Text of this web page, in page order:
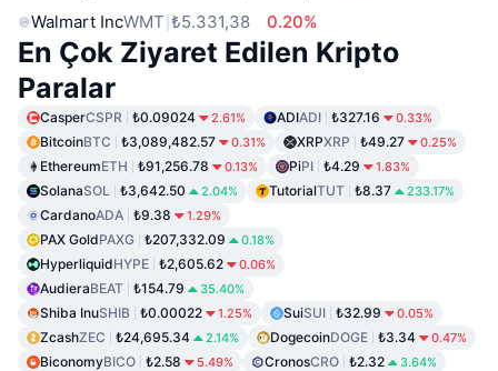
Walmart IncWMT ₺5.331,38 0.20%
En Çok Ziyaret Edilen Kripto
Paralar
CasperCSPR ₺0.09024 2.61% ADIADI ₺327.16 0.33%
BitcoinBTC ₺3,089,482.57 0.31% XRPXRP ₺49.27 0.25%
EthereumETH ₺91,256.78 0.13% PiPI ₺4.29 1.83%
SolanaSOL ₺3,642.50 2.04% TutorialTUT ₺8.37 233.17%
CardanoADA ₺9.38 1.29%
PAX GoldPAXG ₺207,332.09 0.18%
HyperliquidHYPE ₺2,605.62 0.06%
AudieraBEAT ₺154.79 35.40%
Shiba InuSHIB ₺0.00022 1.25% SuiSUI ₺32.99 0.05%
ZcashZEC ₺24,695.34 2.14% DogecoinDOGE ₺3.34 0.47%
BiconomyBICO ₺2.58 5.49% CronosCRO ₺2.32 3.64%